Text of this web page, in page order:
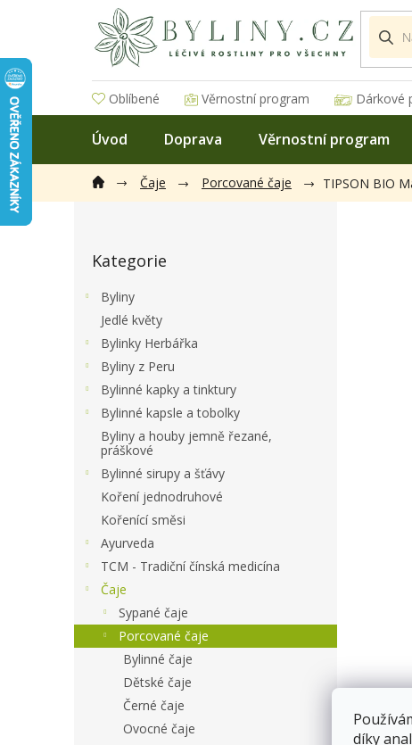
díky
Oblíbené Věrnostní program Dárkové
Úvod Doprava Věrnostní program
Čaje Porcované čaje TIPSON BIO
kategorie
Kategorie
Byliny
Jedlé květy
Bylinky Herbářka
Byliny z Peru
Bylinné kapky a tinktury
Bylinné kapsle a tobolky
Byliny a houby jemně řezané,
práškové
Bylinné sirupy a šťávy
Koření jednodruhové
Kořenící směsi
Ayurveda
TCM - Tradiční čínská medicína
Čaje
Sypané čaje
Porcované čaje
Bylinné čaje
Dětské čaje
Černé čaje
Ovocné čaje